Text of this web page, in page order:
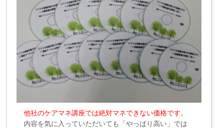
他社のケアマネ講座では絶対マネできない価格です。
内容を気に入っていただいても「やっぱり高い」では